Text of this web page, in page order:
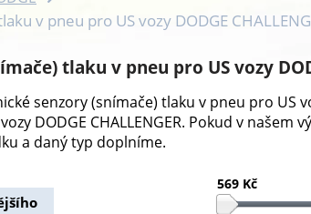
v pneu pro US vozy DODGE
tlaku v pneu pro US vozy
senzory (snímače) tlaku v pneu pro US
DODGE CHALLENGER. Pokud v našem
a daný typ doplníme.
569 Kč